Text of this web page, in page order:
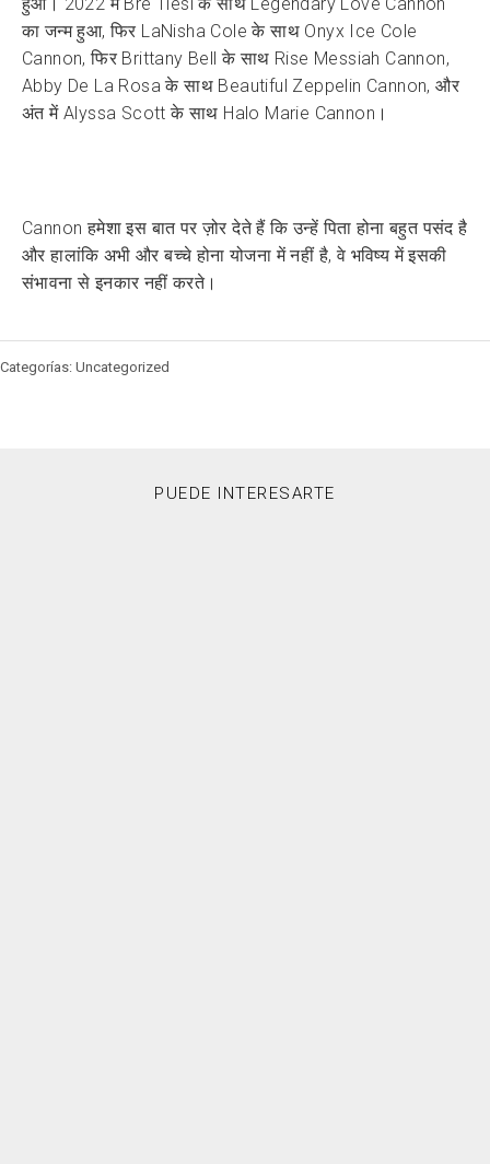
का जन्म हुआ, फिर LaNisha Cole के साथ Onyx Ice Cole
Cannon, फिर Brittany Bell के साथ Rise Messiah Cannon,
Abby De La Rosa के साथ Beautiful Zeppelin Cannon, और
अंत में Alyssa Scott के साथ Halo Marie Cannon।
Cannon हमेशा इस बात पर ज़ोर देते हैं कि उन्हें पिता होना बहुत पसंद है
और हालांकि अभी और बच्चे होना योजना में नहीं है, वे भविष्य में इसकी
संभावना से इनकार नहीं करते।
Categorías: Uncategorized
PUEDE INTERESARTE